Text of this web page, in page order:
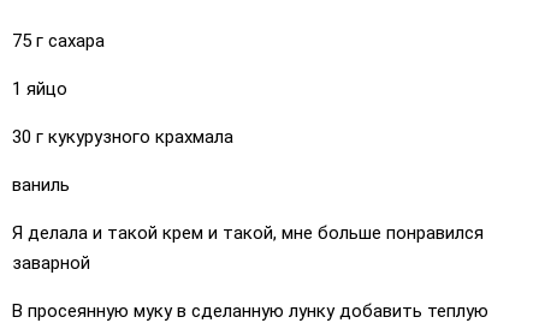
75 г сахара
1 яйцо
30 г кукурузного крахмала
ваниль
Я делала и такой крем и такой, мне больше понравился
заварной
В просеянную муку в сделанную лунку добавить теплую